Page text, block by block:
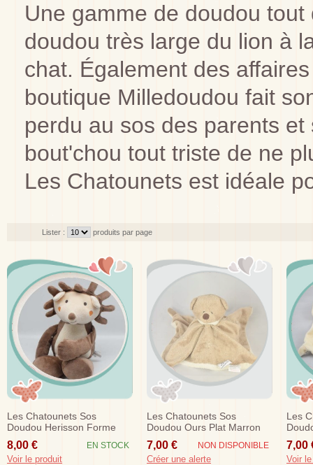
Une gamme de doudou
doudou très large du lion à
chat. Également des
boutique Milledoudou fait
perdu au sos des parents
bout'chou tout triste de ne
Les Chatounets est idéale
Lister : produits par page
Les Chatounets Sos
Doudou Herisson Forme
Marron
8,00 € EN STOCK
Voir le produit
Les Chatounets Sos
Doudou Ours Plat Marron
Ecru
7,00 € NON DISPONIBLE
Créer une alerte
Les
7,00
Voir